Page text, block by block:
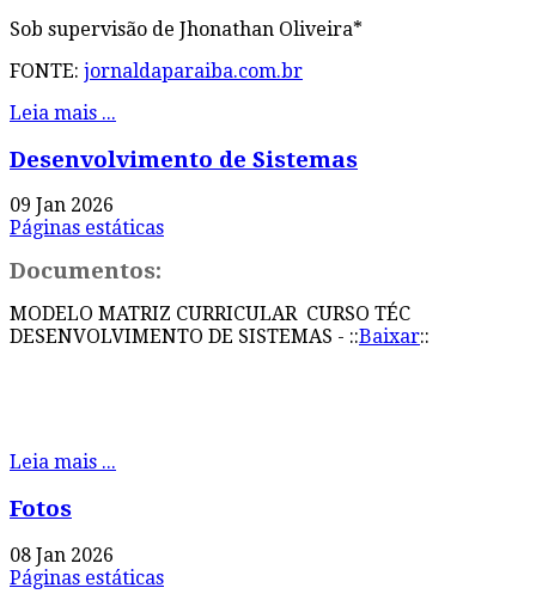
Sob supervisão de Jhonathan Oliveira*
FONTE: jornaldaparaiba.com.br
Leia mais ...
Desenvolvimento de Sistemas
09 Jan 2026
Páginas estáticas
Documentos:
MODELO MATRIZ CURRICULAR CURSO TÉC
DESENVOLVIMENTO DE SISTEMAS - ::Baixar::
Leia mais ...
Fotos
08 Jan 2026
Páginas estáticas